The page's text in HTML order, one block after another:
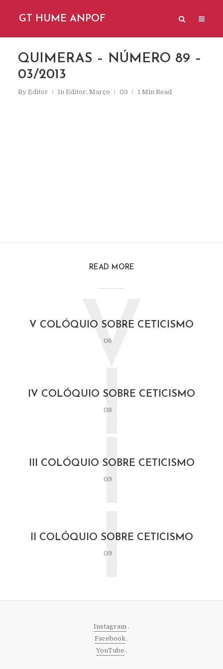
GT HUME ANPOF
QUIMERAS – NÚMERO 89 –
03/2013
By Editor In Editor, Março 03 1 Min Read
READ MORE
V COLÓQUIO SOBRE CETICISMO
06
V
IV COLÓQUIO SOBRE CETICISMO
08
I
III COLÓQUIO SOBRE CETICISMO
09
I
II COLÓQUIO SOBRE CETICISMO
09
I
Instagram .
Facebook .
YouTube .